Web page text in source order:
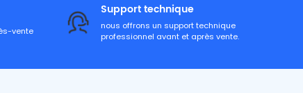
vente
Support technique
nous offrons un support technique
professionnel avant et après vente.